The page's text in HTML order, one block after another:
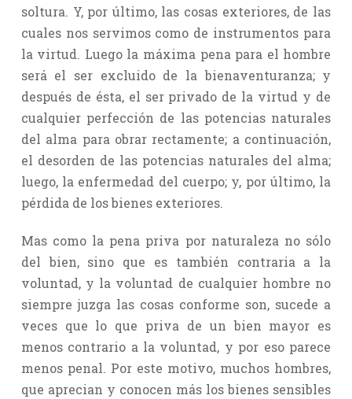
soltura. Y, por último, las cosas exteriores, de las
cuales nos servimos como de instrumentos para
la virtud. Luego la máxima pena para el hombre
será el ser excluido de la bienaventuranza; y
después de ésta, el ser privado de la virtud y de
cualquier perfección de las potencias naturales
del alma para obrar rectamente; a continuación,
el desorden de las potencias naturales del alma;
luego, la enfermedad del cuerpo; y, por último, la
pérdida de los bienes exteriores.
Mas como la pena priva por naturaleza no sólo
del bien, sino que es también contraria a la
voluntad, y la voluntad de cualquier hombre no
siempre juzga las cosas conforme son, sucede a
veces que lo que priva de un bien mayor es
menos contrario a la voluntad, y por eso parece
menos penal. Por este motivo, muchos hombres,
que aprecian y conocen más los bienes sensibles